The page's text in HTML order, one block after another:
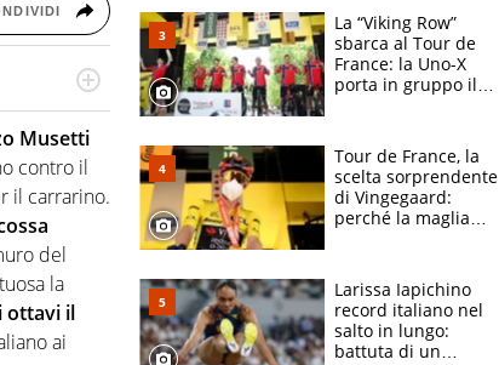
lui ne
delle
Musetti
contro il
il carrarino.
del
la
ottavi il
ai
mirino
La “Viking Row”
sbarca al Tour de
France: la Uno-X
porta in gruppo il
compagni
Tour de France, la
scelta sorprendente
di Vingegaard:
perché la maglia
rischio da evitare
Larissa Iapichino
record italiano nel
salto in lungo:
battuta di un